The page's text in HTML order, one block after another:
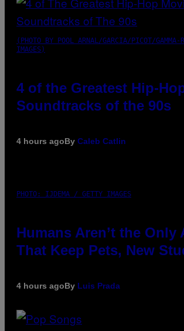
(PHOTO BY POOL ARNAL/GARCIA/PICOT/GAMMA-
IMAGES)
4 of the Greatest Hip-
Soundtracks of the 90s
4 hours agoBy Caleb Catlin
PHOTO: IJDEMA / GETTY IMAGES
Humans Aren’t the Only
That Keep Pets, New
4 hours agoBy Luis Prada